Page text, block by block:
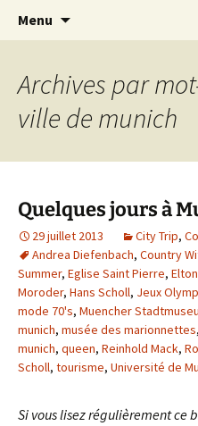
Laurent Rieppi
Journaliste musical ·
Conférencier
Menu
Archives par
ville de munich
Quelques jours à
29 juillet 2013 City Trip,
Andrea Diefenbach, Country
Summer, Eglise Saint Pierre,
Moroder, Hans Scholl, Jeux
mode 70's, Muencher
munich, musée des marionnettes,
munich, queen, Reinhold Mack,
Scholl, tourisme, Université de
Si vous lisez régulièrement ce